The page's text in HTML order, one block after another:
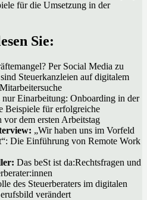
für die Umsetzung in der
Sie:
Per Social Media zu
Steuerkanzleien auf digitalem
nur Einarbeitung: Onboarding in der
Beispiele für erfolgreiche
dem ersten Arbeitstag
„Wir haben uns im Vorfeld
Die Einführung von Remote Work
Das beSt ist da:Rechtsfragen und
des Steuerberaters im digitalen
verändert